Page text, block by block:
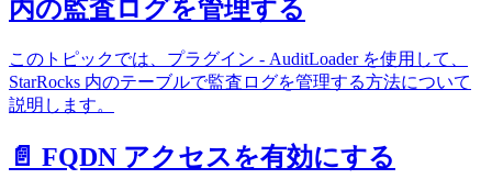
内の監査ログを管理する
このトピックでは、プラグイン - AuditLoader を使用して、
StarRocks 内のテーブルで監査ログを管理する方法について
説明します。
📄️ FQDN アクセスを有効にする